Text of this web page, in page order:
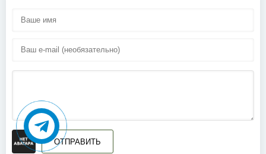
ОТПРАВИТЬ